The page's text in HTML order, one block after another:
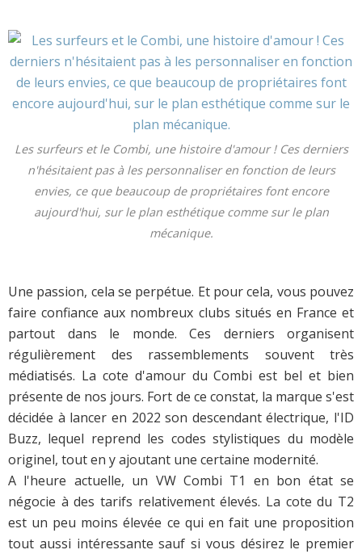
Les surfeurs et le Combi, une histoire d'amour ! Ces derniers
n'hésitaient pas à les personnaliser en fonction de leurs
envies, ce que beaucoup de propriétaires font encore
aujourd'hui, sur le plan esthétique comme sur le plan
mécanique.
Une passion, cela se perpétue. Et pour cela, vous pouvez
faire confiance aux nombreux clubs situés en France et
partout dans le monde. Ces derniers organisent
régulièrement des rassemblements souvent très
médiatisés. La cote d'amour du Combi est bel et bien
présente de nos jours. Fort de ce constat, la marque s'est
décidée à lancer en 2022 son descendant électrique, l'ID
Buzz, lequel reprend les codes stylistiques du modèle
originel, tout en y ajoutant une certaine modernité.
A l'heure actuelle, un VW Combi T1 en bon état se
négocie à des tarifs relativement élevés. La cote du T2
est un peu moins élevée ce qui en fait une proposition
tout aussi intéressante sauf si vous désirez le premier